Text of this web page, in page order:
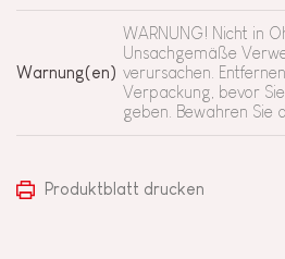
Warnung(en)
WARNUNG! Nicht in
Unsachgemäße
verursachen.
Verpackung, bevor
geben. Bewahren Sie
Produktblatt drucken